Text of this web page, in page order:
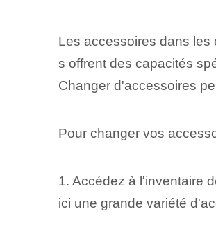
Les accessoires ‌dans les
s offrent des capacités
Changer d'accessoires
Pour changer vos
1. Accédez à l'inventaire
ici une grande variété